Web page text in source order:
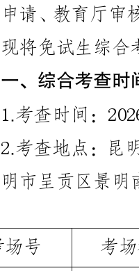
申 请 、教育 厅 审
现将免试生 综合
一、 综合考查时
1 考查时 间 ： 202
2 考查地 点 ： 昆
明 市 呈 贡 区 景 明
场号 考场